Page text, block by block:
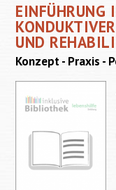
EINFÜHRUNG
UND
Konzept - Praxis -